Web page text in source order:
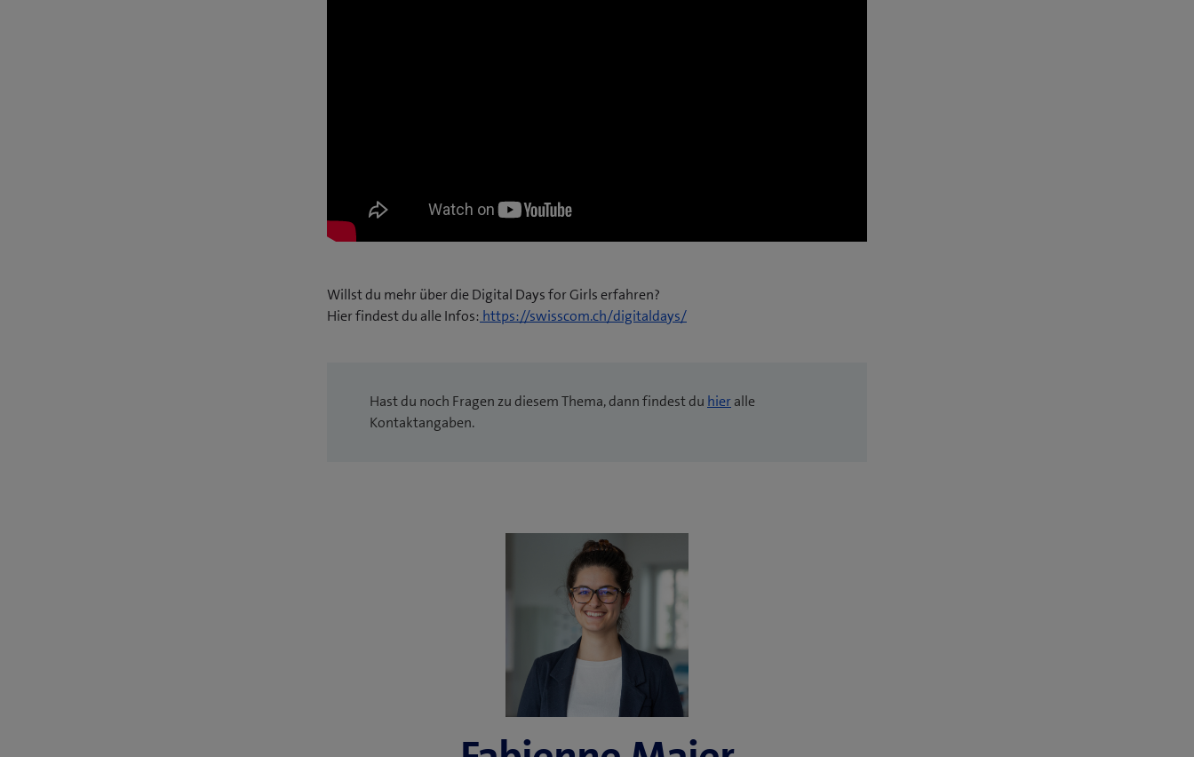
Willst du mehr über die Digital Days for Girls erfahren?
Hier findest du alle Infos: https://swisscom.ch/digitaldays/
Hast du noch Fragen zu diesem Thema, dann findest du hieralle
Kontaktangaben.